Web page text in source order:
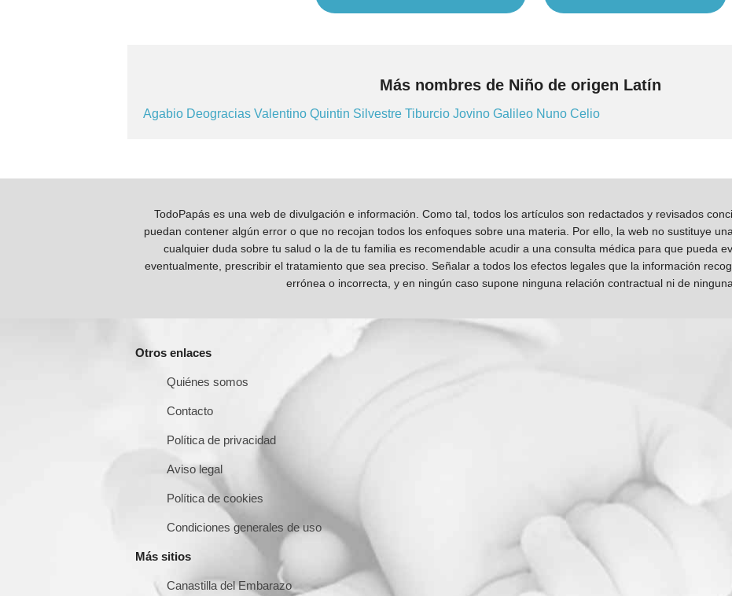
Más nombres de Niño de origen Latín
Agabio Deogracias Valentino Quintin Silvestre Tiburcio Jovino Galileo Nuno Celio
TodoPapás es una web de divulgación e información. Como tal, todos los artículos son redactados y revisados
puedan contener algún error o que no recojan todos los enfoques sobre una materia. Por ello, la web no sustituye
cualquier duda sobre tu salud o la de tu familia es recomendable acudir a una consulta médica para que pueda
eventualmente, prescribir el tratamiento que sea preciso. Señalar a todos los efectos legales que la información
errónea o incorrecta, y en ningún caso supone ninguna relación contractual ni de
Otros enlaces
Quiénes somos
Contacto
Política de privacidad
Aviso legal
Política de cookies
Condiciones generales de uso
Más sitios
Canastilla del Embarazo